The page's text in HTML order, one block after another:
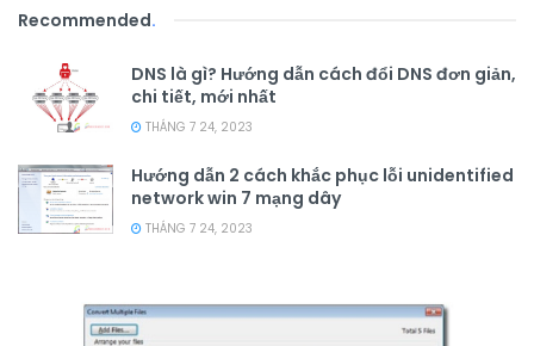
Recommended.
DNS là gì? Hướng dẫn cách đổi DNS đơn giản,
chi tiết, mới nhất
THÁNG 7 24, 2023
Hướng dẫn 2 cách khắc phục lỗi unidentified
network win 7 mạng dây
THÁNG 7 24, 2023